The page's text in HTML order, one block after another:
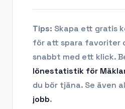
Tips: Skapa ett gratis
för att spara favoriter
snabbt med ett klick.
lönestatistik för
du bör tjäna. Se även
jobb.